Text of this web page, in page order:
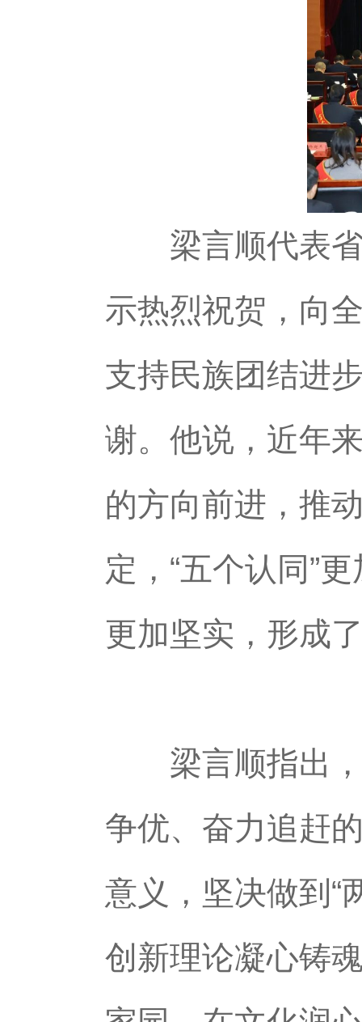
梁言顺代表省
示热烈祝贺，向
支持民族团结进
谢。他说，近年
的方向前进，推
定，“五个认同”
更加坚实，形成
梁言顺指出，
争优、奋力追赶
意义，坚决做到“
创新理论凝心铸